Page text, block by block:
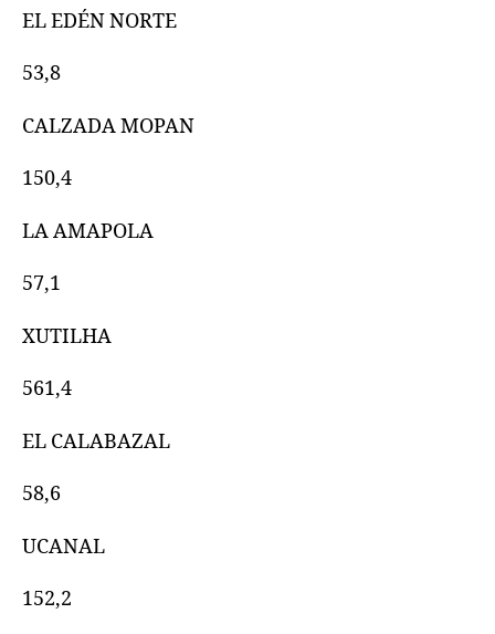
EL EDÉN NORTE
53,8
CALZADA MOPAN
150,4
LA AMAPOLA
57,1
XUTILHA
561,4
EL CALABAZAL
58,6
UCANAL
152,2